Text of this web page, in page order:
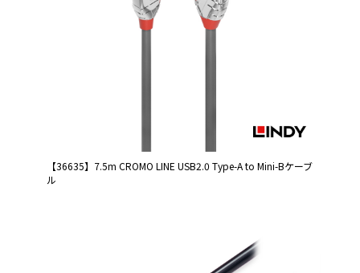
【36635】7.5m CROMO LINE USB2.0 Type-A to Mini-Bケーブ
ル